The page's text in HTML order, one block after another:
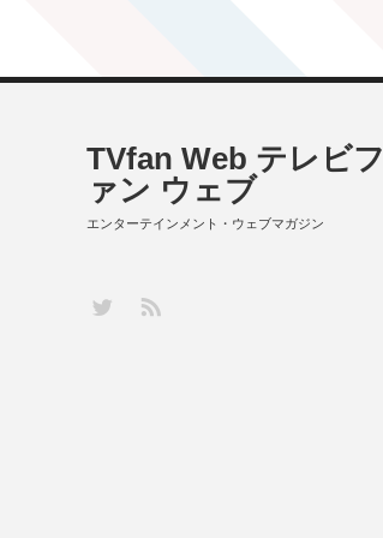
TVfan Web テレビフ
ァン ウェブ
エンターテインメント・ウェブマガジン
Twitter